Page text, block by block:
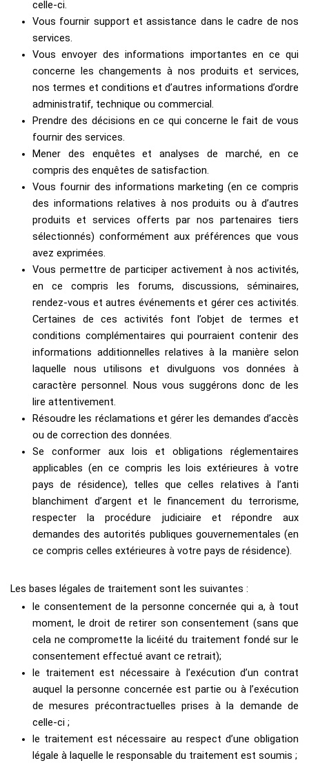
celle-ci.
Vous fournir support et assistance dans le cadre de nos
services.
Vous envoyer des informations importantes en ce qui
concerne les changements à nos produits et services,
nos termes et conditions et d’autres informations d’ordre
administratif, technique ou commercial.
Prendre des décisions en ce qui concerne le fait de vous
fournir des services.
Mener des enquêtes et analyses de marché, en ce
compris des enquêtes de satisfaction.
Vous fournir des informations marketing (en ce compris
des informations relatives à nos produits ou à d’autres
produits et services offerts par nos partenaires tiers
sélectionnés) conformément aux préférences que vous
avez exprimées.
Vous permettre de participer activement à nos activités,
en ce compris les forums, discussions, séminaires,
rendez-vous et autres événements et gérer ces activités.
Certaines de ces activités font l’objet de termes et
conditions complémentaires qui pourraient contenir des
informations additionnelles relatives à la manière selon
laquelle nous utilisons et divulguons vos données à
caractère personnel. Nous vous suggérons donc de les
lire attentivement.
Résoudre les réclamations et gérer les demandes d’accès
ou de correction des données.
Se conformer aux lois et obligations réglementaires
applicables (en ce compris les lois extérieures à votre
pays de résidence), telles que celles relatives à l’anti
blanchiment d’argent et le financement du terrorisme,
respecter la procédure judiciaire et répondre aux
demandes des autorités publiques gouvernementales (en
ce compris celles extérieures à votre pays de résidence).
Les bases légales de traitement sont les suivantes :
le consentement de la personne concernée qui a, à tout
moment, le droit de retirer son consentement (sans que
cela ne compromette la licéité du traitement fondé sur le
consentement effectué avant ce retrait);
le traitement est nécessaire à l’exécution d’un contrat
auquel la personne concernée est partie ou à l’exécution
de mesures précontractuelles prises à la demande de
celle-ci ;
le traitement est nécessaire au respect d’une obligation
légale à laquelle le responsable du traitement est soumis ;